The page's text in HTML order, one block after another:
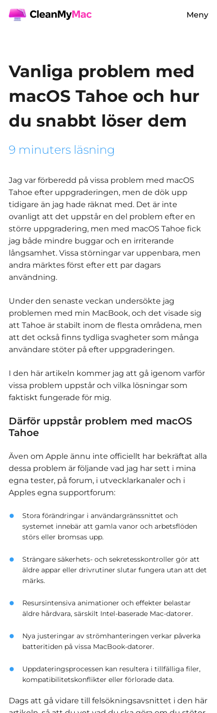
Meny
Vanliga problem med
macOS Tahoe och hur
du snabbt löser dem
9 minuters läsning
Jag var förberedd på vissa problem med macOS
Tahoe efter uppgraderingen, men de dök upp
tidigare än jag hade räknat med. Det är inte
ovanligt att det uppstår en del problem efter en
större uppgradering, men med macOS Tahoe fick
jag både mindre buggar och en irriterande
långsamhet. Vissa störningar var uppenbara, men
andra märktes först efter ett par dagars
användning.
Under den senaste veckan undersökte jag
problemen med min MacBook, och det visade sig
att Tahoe är stabilt inom de flesta områdena, men
att det också finns tydliga svagheter som många
användare stöter på efter uppgraderingen.
I den här artikeln kommer jag att gå igenom varför
vissa problem uppstår och vilka lösningar som
faktiskt fungerade för mig.
Därför uppstår problem med macOS
Tahoe
Även om Apple ännu inte officiellt har bekräftat alla
dessa problem är följande vad jag har sett i mina
egna tester, på forum, i utvecklarkanaler och i
Apples egna supportforum:
Stora förändringar i användargränssnittet och
systemet innebär att gamla vanor och arbetsflöden
störs eller bromsas upp.
Strängare säkerhets- och sekretesskontroller gör att
äldre appar eller drivrutiner slutar fungera utan att det
märks.
Resursintensiva animationer och effekter belastar
äldre hårdvara, särskilt Intel-baserade Mac-datorer.
Nya justeringar av strömhanteringen verkar påverka
batteritiden på vissa MacBook-datorer.
Uppdateringsprocessen kan resultera i tillfälliga filer,
kompatibilitetskonflikter eller förlorade data.
Dags att gå vidare till felsökningsavsnittet i den här